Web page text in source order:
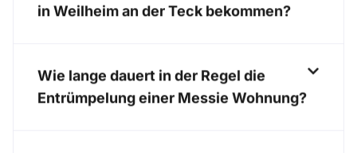
in Weilheim an der Teck bekommen?
Wie lange dauert in der Regel die
Entrümpelung einer Messie Wohnung?